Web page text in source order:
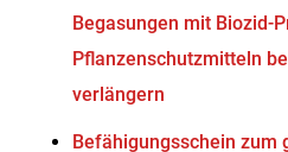
Begasungen mit Biozid-
Pflanzenschutzmitteln
verlängern
Befähigungsschein zum